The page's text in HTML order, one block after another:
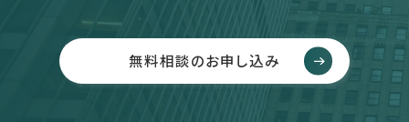
無料相談のお申し込み